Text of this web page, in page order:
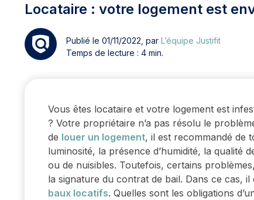
Locataire : votre logement est
Publié le 01/11/2022, par L’équipe Justifit
Temps de lecture : 4 min.
Vous êtes locataire et votre logement est
? Votre propriétaire n’a pas résolu le
de louer un logement, il est recommandé de
luminosité, la présence d’humidité, la qualité
ou de nuisibles. Toutefois, certains
la signature du contrat de bail. Dans ce cas,
baux locatifs. Quelles sont les obligations